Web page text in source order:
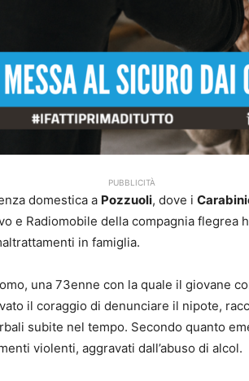
PUBBLICITÀ
domestica a Pozzuoli, dove i
e Radiomobile della compagnia flegrea
in famiglia.
una 73enne con la quale il giovane
il coraggio di denunciare il nipote,
subite nel tempo. Secondo quanto
violenti, aggravati dall’abuso di alcol.